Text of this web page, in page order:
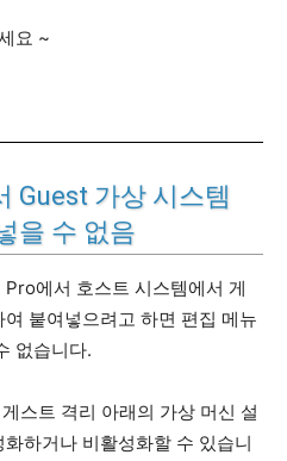
요 ~
Guest 가상 시스템
을 수 없음
에서 호스트 시스템에서 게
붙여넣으려고 하면 편집 메뉴
없습니다.
스트 격리 아래의 가상 머신 설
하거나 비활성화할 수 있습니